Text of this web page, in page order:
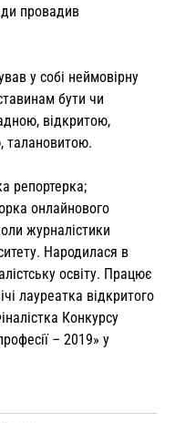
провадив
у собі неймовірну
бути чи
відкритою,
талановитою.
репортерка;
онлайнового
журналістики
Народилася в
освіту. Працює
лауреатка відкритого
Конкурсу
– 2019» у